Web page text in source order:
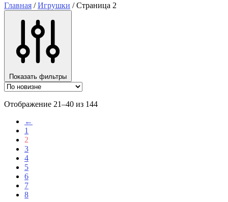
Главная /Игрушки /Страница 2
Показать фильтры
Отображение 21–40 из 144Сортировка:
←
1
2
3
4
5
6
7
8